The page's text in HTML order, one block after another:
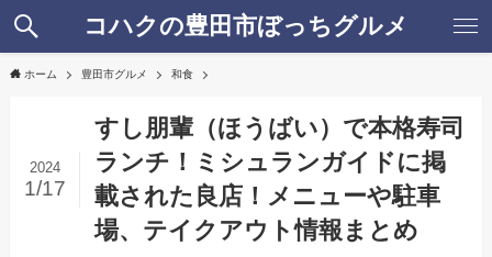
コハクの豊田市ぼっちグルメ
ホーム 豊田市グルメ 和食
すし朋輩（ほうばい）で本格寿司
ランチ！ミシュランガイドに掲
載された良店！メニューや駐車
場、テイクアウト情報まとめ
2024
1/17